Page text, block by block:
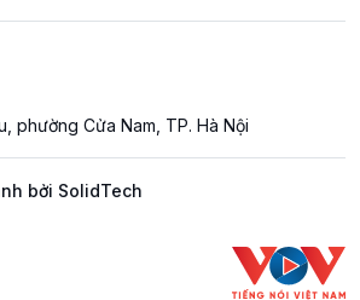
phường Cửa Nam, TP. Hà Nội
bởi SolidTech